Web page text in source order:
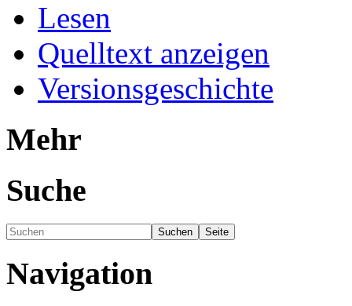
Lesen
Quelltext anzeigen
Versionsgeschichte
Mehr
Suche
Navigation